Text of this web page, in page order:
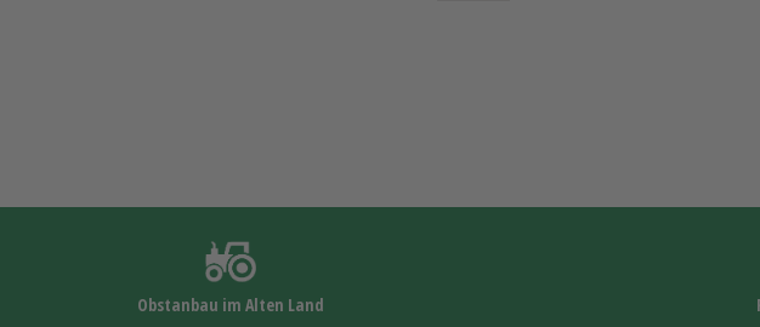
Obstanbau im Alten Land